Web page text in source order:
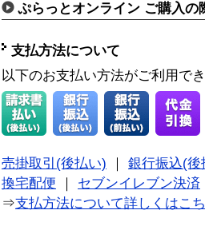
ぷらっとオンライン ご購入の
支払方法について
以下のお支払い方法がご利用で
売掛取引(後払い)
銀行振込(後
換宅配便
セブンイレブン決済
⇒支払方法について詳しくはこ